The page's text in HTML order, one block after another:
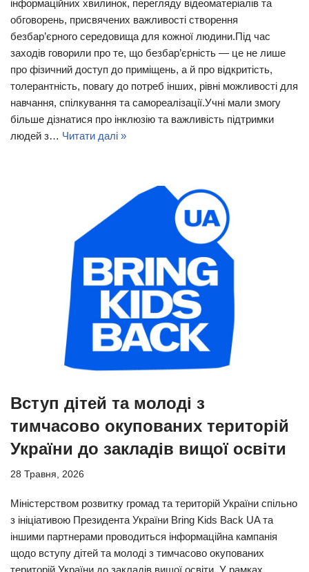
інформаційних хвилинок, перегляду відеоматеріалів та
обговорень, присвячених важливості створення
безбар’єрного середовища для кожної людини.Під час
заходів говорили про те, що безбар’єрність — це не лише
про фізичний доступ до приміщень, а й про відкритість,
толерантність, повагу до потреб інших, рівні можливості для
навчання, спілкування та самореалізації.Учні мали змогу
більше дізнатися про інклюзію та важливість підтримки
людей з… Читати далі »
Вступ дітей та молоді з
тимчасово окупованих територій
України до закладів вищої освіти
28 Травня, 2026
Міністерством розвитку громад та територій України спільно
з ініціативою Президента України Bring Kids Back UA та
іншими партнерами проводиться інформаційна кампанія
щодо вступу дітей та молоді з тимчасово окупованих